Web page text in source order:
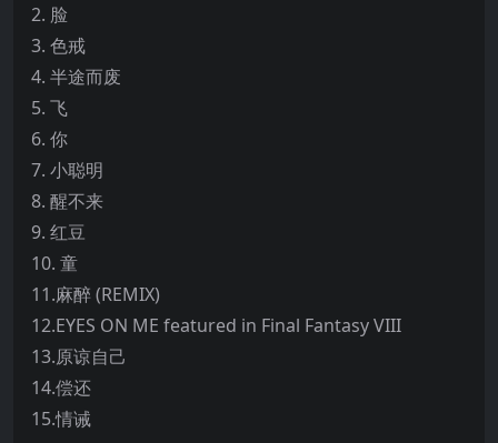
2. 脸
3. 色戒
4. 半途而废
5. 飞
6. 你
7. 小聪明
8. 醒不来
9. 红豆
10. 童
11.麻醉 (REMIX)
12.EYES ON ME featured in Final Fantasy VIII
13.原谅自己
14.偿还
15.情诫